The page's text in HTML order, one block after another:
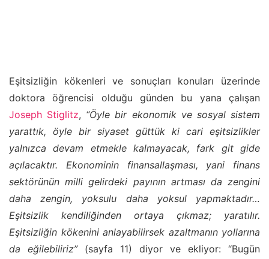
Eşitsizliğin kökenleri ve sonuçları konuları üzerinde
doktora öğrencisi olduğu günden bu yana çalışan
Joseph Stiglitz, “Öyle bir ekonomik ve sosyal sistem
yarattık, öyle bir siyaset güttük ki cari eşitsizlikler
yalnızca devam etmekle kalmayacak, fark git gide
açılacaktır. Ekonominin finansallaşması, yani finans
sektörünün milli gelirdeki payının artması da zengini
daha zengin, yoksulu daha yoksul yapmaktadır…
Eşitsizlik kendiliğinden ortaya çıkmaz; yaratılır.
Eşitsizliğin kökenini anlayabilirsek azaltmanın yollarına
da eğilebiliriz”(sayfa 11) diyor ve ekliyor: “Bugün